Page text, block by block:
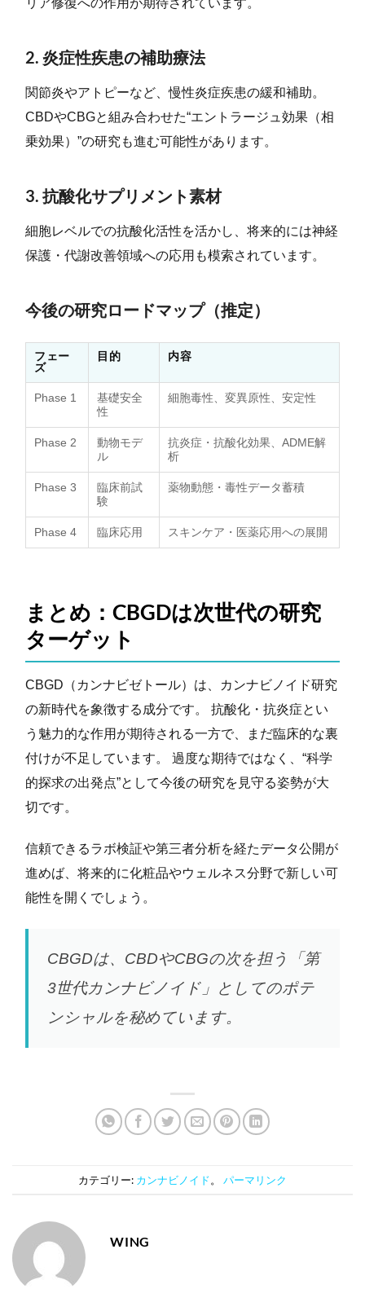
リア修復への作用が期待されています。
2. 炎症性疾患の補助療法
関節炎やアトピーなど、慢性炎症疾患の緩和補助。
CBDやCBGと組み合わせた“エントラージュ効果（相
乗効果）”の研究も進む可能性があります。
3. 抗酸化サプリメント素材
細胞レベルでの抗酸化活性を活かし、将来的には神経
保護・代謝改善領域への応用も模索されています。
今後の研究ロードマップ（推定）
フェー
ズ
目的 内容
Phase 1
基礎安全
性
細胞毒性、変異原性、安定性
Phase 2
動物モデ
ル
抗炎症・抗酸化効果、ADME解
析
Phase 3
臨床前試
験
薬物動態・毒性データ蓄積
Phase 4 臨床応用 スキンケア・医薬応用への展開
まとめ：CBGDは次世代の研究
ターゲット
CBGD（カンナビゼトール）は、カンナビノイド研究
の新時代を象徴する成分です。 抗酸化・抗炎症とい
う魅力的な作用が期待される一方で、まだ臨床的な裏
付けが不足しています。 過度な期待ではなく、“科学
的探求の出発点”として今後の研究を見守る姿勢が大
切です。
信頼できるラボ検証や第三者分析を経たデータ公開が
進めば、将来的に化粧品やウェルネス分野で新しい可
能性を開くでしょう。
CBGDは、CBDやCBGの次を担う「第
3世代カンナビノイド」としてのポテ
ンシャルを秘めています。
カテゴリー: カンナビノイド。 パーマリンク
WING